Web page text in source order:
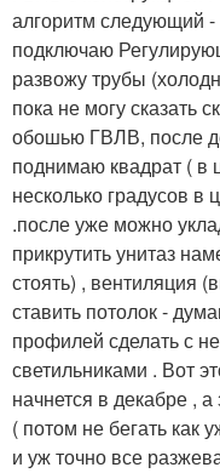
алгоритм следующий -
подключаю
развожу трубы
пока не могу сказать
обошью ГВЛВ, после
поднимаю квадрат ( в
несколько градусов
.после уже можно
прикрутить унитаз
стоять) , вентиляция
ставить потолок -
профилей сделать с
светильниками . Вот
начнется в декабре ,
( потом не бегать как
и уж точно все